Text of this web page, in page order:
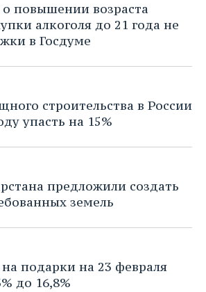
повышении возраста
алкоголя до 21 года не
в Госдуме
строительства в России
упасть на 15%
предложили создать
земель
подарки на 23 февраля
до 16,8%